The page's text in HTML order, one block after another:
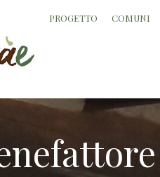
PROGETTO COMUNI